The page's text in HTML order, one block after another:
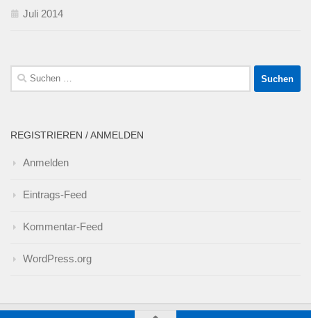
Juli 2014
Suchen
nach:
REGISTRIEREN / ANMELDEN
Anmelden
Eintrags-Feed
Kommentar-Feed
WordPress.org